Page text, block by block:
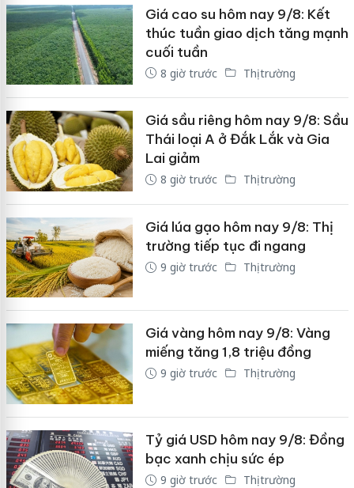
Giá cao su hôm nay 9/8: Kết
thúc tuần giao dịch tăng mạnh
cuối tuần
8 giờ trước Thị trường
Giá sầu riêng hôm nay 9/8: Sầu
Thái loại A ở Đắk Lắk và Gia
Lai giảm
8 giờ trước Thị trường
Giá lúa gạo hôm nay 9/8: Thị
trường tiếp tục đi ngang
9 giờ trước Thị trường
Giá vàng hôm nay 9/8: Vàng
miếng tăng 1,8 triệu đồng
9 giờ trước Thị trường
Tỷ giá USD hôm nay 9/8: Đồng
bạc xanh chịu sức ép
9 giờ trước Thị trường